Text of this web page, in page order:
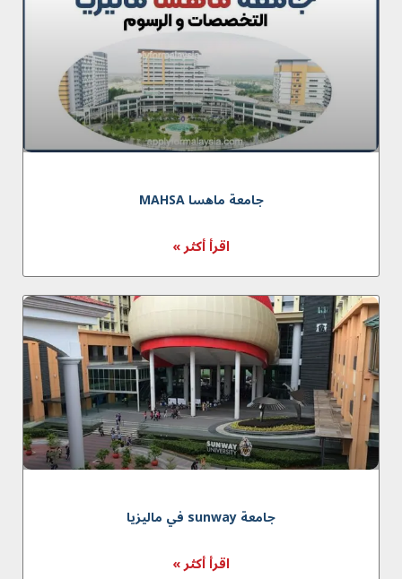
جامعة ماهسا MAHSA
اقرأ أكثر »
جامعة sunway في ماليزيا
اقرأ أكثر »